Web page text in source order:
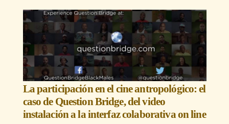
La participación en el cine antropológico: el
caso de Question Bridge, del video
instalación a la interfaz colaborativa on line